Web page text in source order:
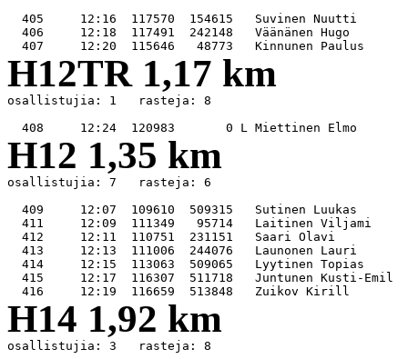
405     12:16  117570  154615
406     12:18  117491  242148
H12TR 1,17 km
osallistujia: 1   rasteja: 8
H12 1,35 km
osallistujia: 7   rasteja: 6
409     12:07  109610  509315
411     12:09  111349   95714
412     12:11  110751  231151
413     12:13  111006  244076
414     12:15  113063  509065
415     12:17  116307  511718
H14 1,92 km
osallistujia: 3   rasteja: 8